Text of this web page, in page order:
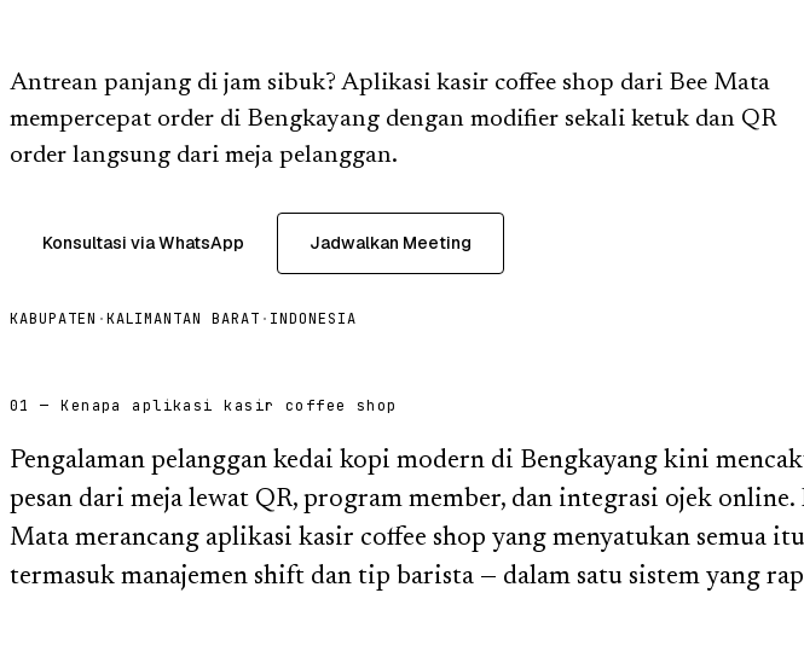
Antrean panjang di jam sibuk? Aplikasi kasir coffee shop dari Bee Mata
mempercepat order di Bengkayang dengan modifier sekali ketuk dan QR
order langsung dari meja pelanggan.
Konsultasi via WhatsApp Jadwalkan Meeting
KABUPATEN ·KALIMANTAN BARAT · INDONESIA
01 — Kenapa aplikasi kasir coffee shop
Pengalaman pelanggan kedai kopi modern di Bengkayang kini
pesan dari meja lewat QR, program member, dan integrasi ojek online.
Mata merancang aplikasi kasir coffee shop yang menyatukan semua
termasuk manajemen shift dan tip barista — dalam satu sistem yang